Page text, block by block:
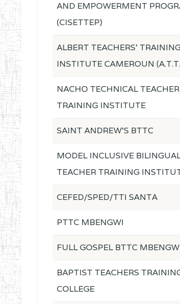
AND EMPOWERMENT
(CISETTEP)
ALBERT TEACHERS'
INSTITUTE CAMEROUN
NACHO TECHNICAL TEACHER
TRAINING INSTITUTE
SAINT ANDREW'S BTTC
MODEL INCLUSIVE
TEACHER TRAINING
CEFED/SPED/TTI SANTA
PTTC MBENGWI
FULL GOSPEL BTTC
BAPTIST TEACHERS
COLLEGE